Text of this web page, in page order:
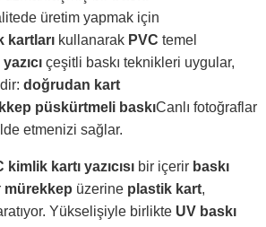
üretim yapmak için
kartları kullanarak PVC temel
yazıcı çeşitli baskı teknikleri uygular,
doğrudan kart
püskürtmeli baskıCanlı fotoğraflar
etmenizi sağlar.
kimlik kartı yazıcısı bir içerir baskı
mürekkep üzerine plastik kart,
Yükselişiyle birlikte UV baskı